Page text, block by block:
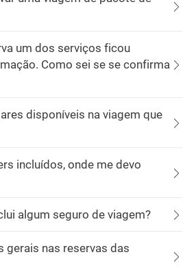
um dos serviços ficou
Como sei se se confirma
disponíveis na viagem que
incluídos, onde me devo
algum seguro de viagem?
gerais nas reservas das